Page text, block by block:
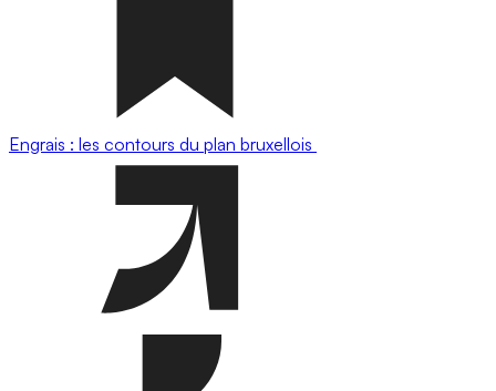
Engrais : les contours du plan bruxellois